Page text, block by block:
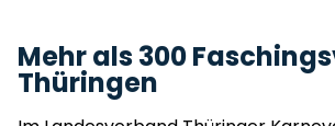
Mehr als 300
Thüringen